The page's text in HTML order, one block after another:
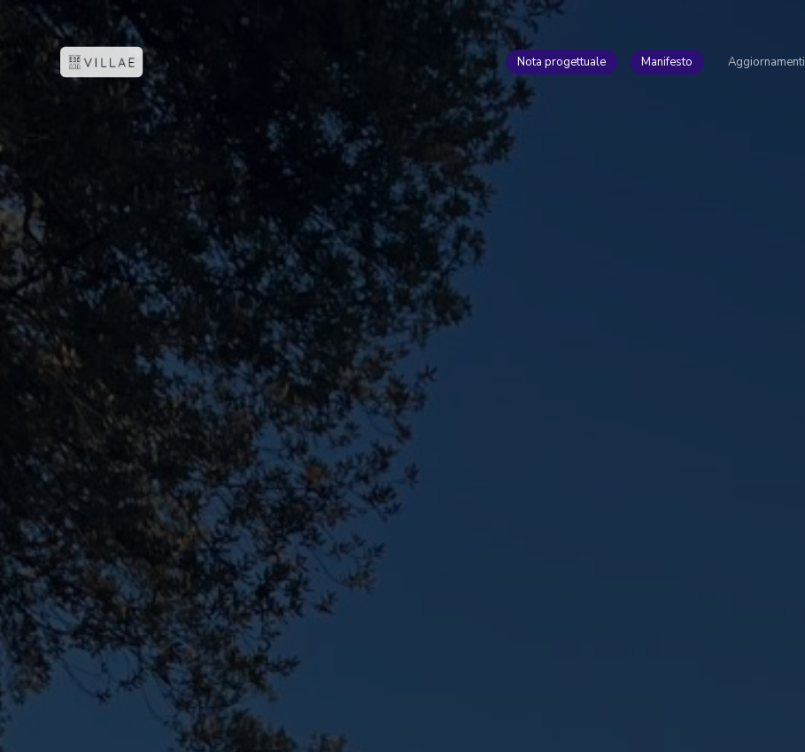
Nota progettuale Manifesto Aggiornamenti